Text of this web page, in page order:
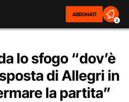
ABBONATI
2
lo sfogo “dov’è
di Allegri in
la partita”